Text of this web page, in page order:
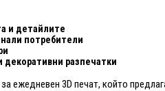
и детайлите
потребители
разпечатки
за ежедневен 3D печат, който